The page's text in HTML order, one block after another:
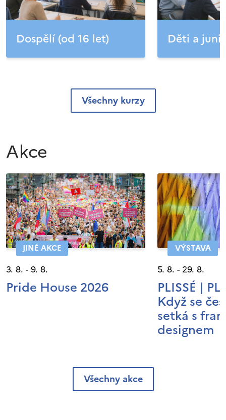
Dospělí (od 16 let) Děti a
Všechny kurzy
Akce
JINÉ AKCE
3. 8. - 9. 8.
Pride House 2026
VÝSTAVA
5. 8. - 29. 8.
PLISSÉ |
Když se
setká s
designem
Všechny akce